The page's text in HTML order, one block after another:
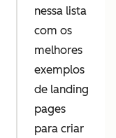
nessa lista
com os
melhores
exemplos
de landing
pages
para criar